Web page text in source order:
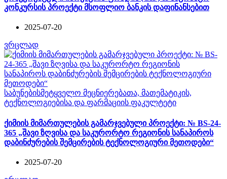
კონკურსის პროექტი მსოფლიო ბანკის დაფინანსებით
2025-07-20
ვრცლად
საბუნებისმეტყველო მეცნიერებათა, მათემატიკის,
ტექნოლოგიებისა და ფარმაციის ფაკულტეტი
ქიმიის მიმართულების გამარჯვებული პროექტი: № BS-24-
365 „შავი ზღვისა და საკურორტო რეგიონის სანაპიროს
დაბინძურების შემცირების ტექნოლოგიური მეთოდები“
2025-07-20